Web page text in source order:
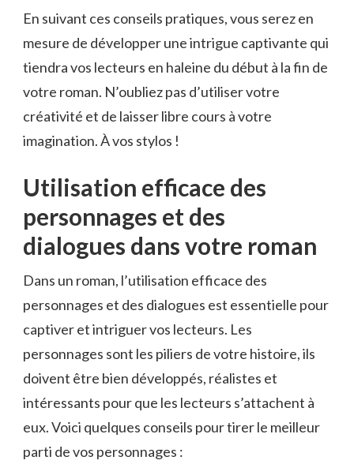
En suivant ces conseils pratiques,‌ vous serez ​en
mesure ⁢de développer une⁤ intrigue captivante qui
tiendra ‍vos lecteurs en ⁣haleine du début à la⁣ fin de
votre roman. N’oubliez pas ​d’utiliser ​votre
créativité et de laisser libre cours à votre
imagination. À vos stylos ‌!
Utilisation ⁣efficace des​
personnages et des
dialogues dans votre roman
Dans​ un roman, l’utilisation⁢ efficace des
personnages et des dialogues est essentielle pour
captiver et intriguer vos‌ lecteurs. Les
personnages sont⁣ les piliers de votre histoire, ils
doivent être bien développés,​ réalistes et
intéressants⁣ pour que les ⁢lecteurs s’attachent à⁢
eux. Voici quelques ⁤conseils pour tirer le meilleur
⁢parti de ⁣vos ⁤personnages :